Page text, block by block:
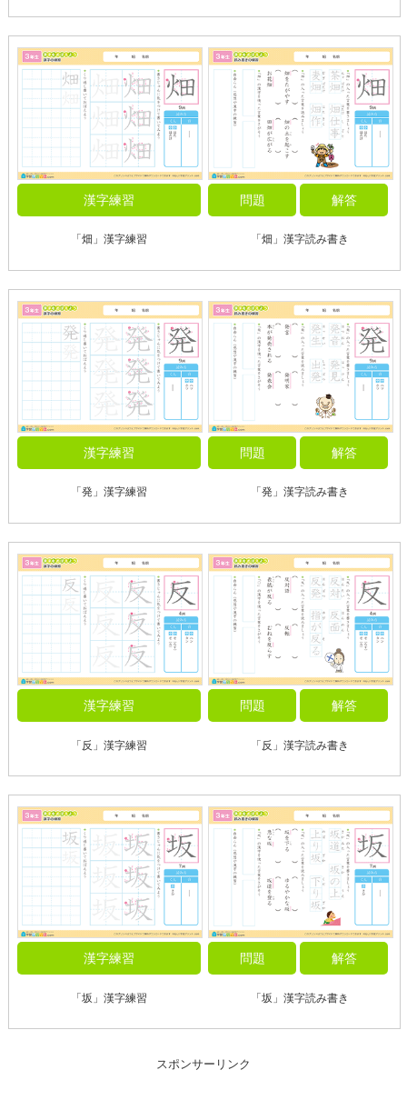
漢字練習
「畑」漢字練習
問題 解答
「畑」漢字読み書き
漢字練習
「発」漢字練習
問題 解答
「発」漢字読み書き
漢字練習
「反」漢字練習
問題 解答
「反」漢字読み書き
漢字練習
「坂」漢字練習
問題 解答
「坂」漢字読み書き
スポンサーリンク